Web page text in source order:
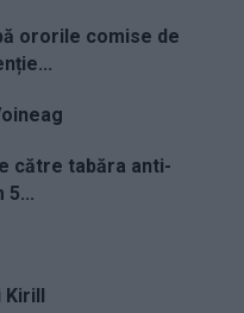
ororile comise de
către tabăra anti-
5...
Kirill